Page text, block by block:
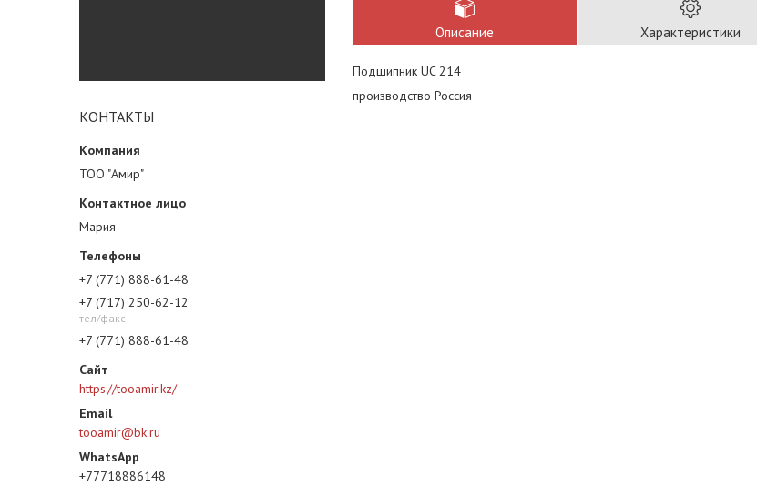
КОНТАКТЫ
ТОО "Амир"
Мария
+7 (771) 888-61-48
+7 (717) 250-62-12
тел/факс
+7 (771) 888-61-48
https://tooamir.kz/
tooamir@bk.ru
+77718886148
Описание Характеристики
Подшипник UC 214
производство Россия